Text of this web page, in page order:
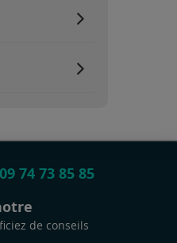
09 74 73 85 85
de conseils